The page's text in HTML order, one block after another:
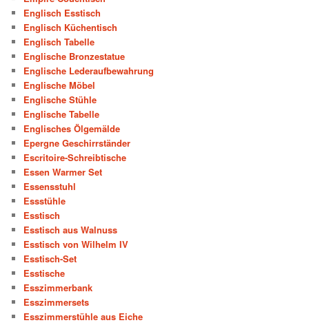
Englisch Esstisch
Englisch Küchentisch
Englisch Tabelle
Englische Bronzestatue
Englische Lederaufbewahrung
Englische Möbel
Englische Stühle
Englische Tabelle
Englisches Ölgemälde
Epergne Geschirrständer
Escritoire-Schreibtische
Essen Warmer Set
Essensstuhl
Essstühle
Esstisch
Esstisch aus Walnuss
Esstisch von Wilhelm IV
Esstisch-Set
Esstische
Esszimmerbank
Esszimmersets
Esszimmerstühle aus Eiche